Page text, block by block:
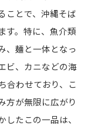
ことで、沖縄そば
す。特に、魚介類
、麺と一体となっ
ビ、カニなどの海
合わせており、こ
方が無限に広がり
たこの一品は、